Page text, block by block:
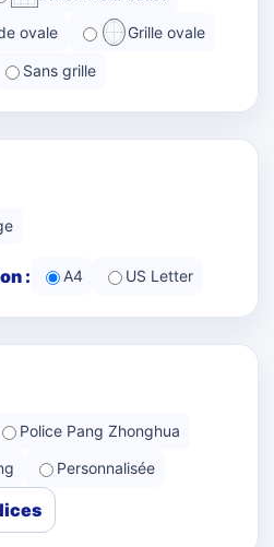
ovale Grille ovale
Sans grille
: A4 US Letter
Police Pang Zhonghua
Personnalisée